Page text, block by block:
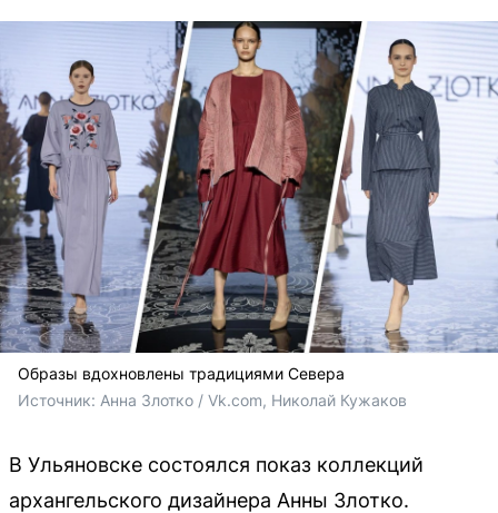
Образы вдохновлены традициями Севера
Источник: Анна Злотко / Vk.com, Николай Кужаков
В Ульяновске состоялся показ коллекций
архангельского дизайнера Анны Злотко.